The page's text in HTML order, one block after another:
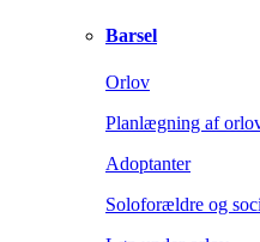
Barsel
Orlov
Planlægning af
Adoptanter
Soloforældre og